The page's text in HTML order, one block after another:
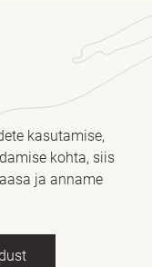
kasutamise,
kohta, siis
ja anname